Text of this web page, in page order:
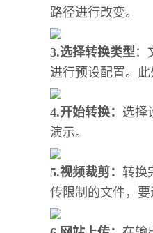
路径进行改变。
3.选择转换类型：
进行预设配置。此
4.开始转换： 选择
演示。
5.视频裁剪： 转换
传限制的文件，